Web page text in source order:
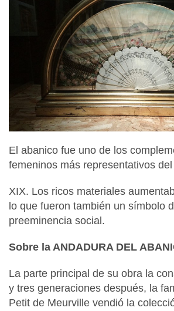
El abanico fue uno de los
femeninos más representativos
XIX. Los ricos materiales
lo que fueron también un símbolo
preeminencia social.
Sobre la ANDADURA DEL
La parte principal de su obra la
y tres generaciones después, la
Petit de Meurville vendió la